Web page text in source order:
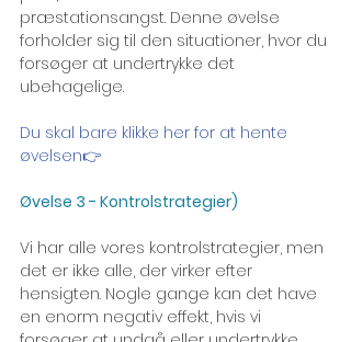
præstationsangst. Denne øvelse
forholder sig til den situationer, hvor du
forsøger at undertrykke det
ubehagelige.
Du skal bare klikke her for at hente
øvelsen👉
Øvelse 3 - Kontrolstrategier)
Vi har alle vores kontrolstrategier, men
det er ikke alle, der virker efter
hensigten. Nogle gange kan det have
en enorm negativ effekt, hvis vi